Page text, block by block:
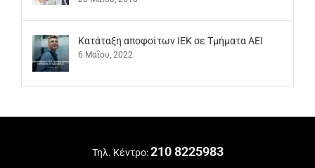
Kατάταξη αποφοίτων ΙΕΚ σε Τμήματα ΑΕΙ
6 Μαΐου, 2022
Τηλ. Κέντρο:210 8225983